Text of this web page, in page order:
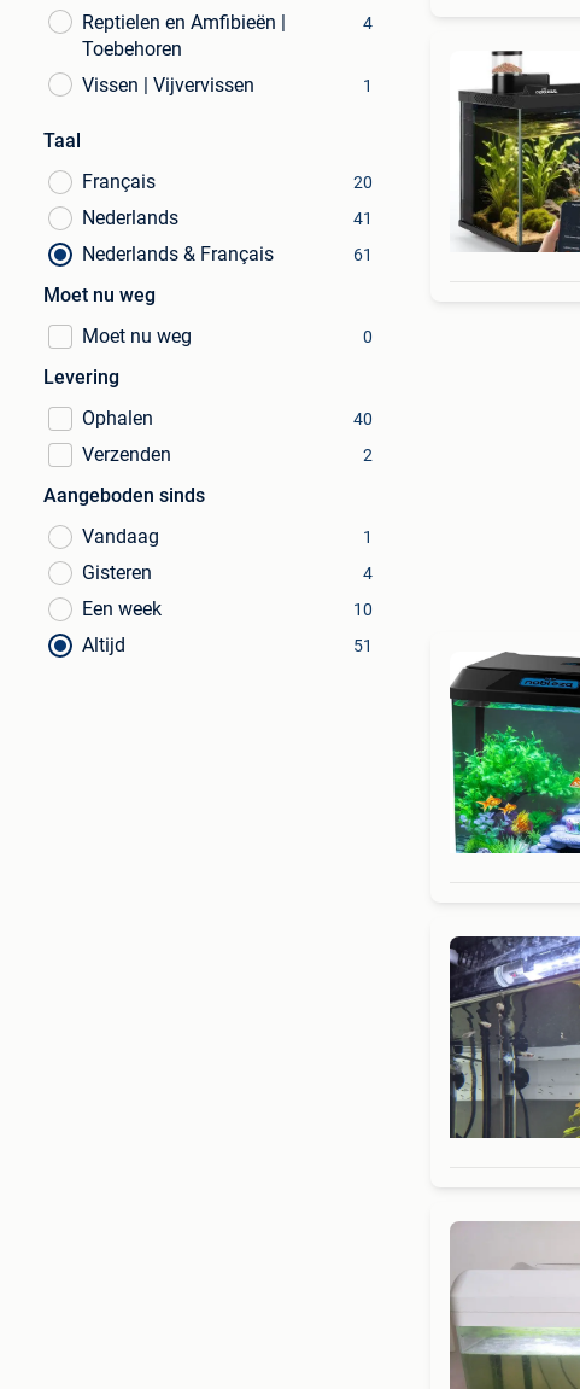
Reptielen en Amfibieën |
Toebehoren
4
Vissen | Vijvervissen 1
Taal
Français
20
Nederlands 41
Nederlands & Français 61
Moet nu weg
Moet nu weg
0
Levering
Ophalen
40
Verzenden 2
Aangeboden sinds
Vandaag
1
Gisteren 4
Een week 10
Altijd 51